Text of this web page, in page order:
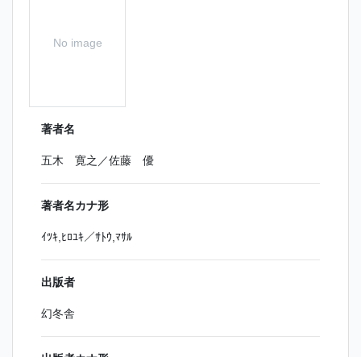
No image
著者名
五木 寛之／佐藤 優
著者名カナ形
ｲﾂｷ,ﾋﾛﾕｷ／ｻﾄｳ,ﾏｻﾙ
出版者
幻冬舎